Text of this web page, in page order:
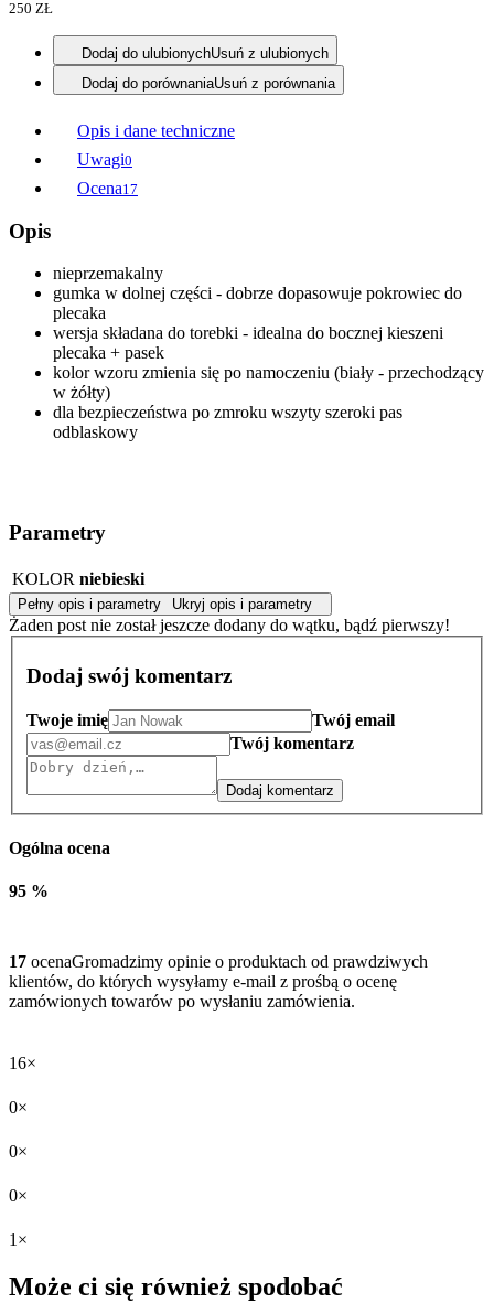
250 ZŁ
Dodaj do ulubionychUsuń z ulubionych
Dodaj do porównaniaUsuń z porównania
Opis i dane techniczne
Uwagi0
Ocena17
Opis
nieprzemakalny
gumka w dolnej części - dobrze dopasowuje pokrowiec do
plecaka
wersja składana do torebki - idealna do bocznej kieszeni
plecaka + pasek
kolor wzoru zmienia się po namoczeniu (biały - przechodzący
w żółty)
dla bezpieczeństwa po zmroku wszyty szeroki pas
odblaskowy
Parametry
KOLOR niebieski
Pełny opis i parametry Ukryj opis i parametry
Żaden post nie został jeszcze dodany do wątku, bądź pierwszy!
Dodaj swój komentarz
Twoje imię
Twój email
Twój komentarz
Dodaj komentarz
Ogólna ocena
95 %
17 ocenaGromadzimy opinie o produktach od prawdziwych
klientów, do których wysyłamy e-mail z prośbą o ocenę
zamówionych towarów po wysłaniu zamówienia.
16×
0×
0×
0×
1×
Może ci się również spodobać